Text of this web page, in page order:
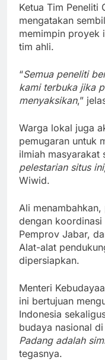
Ketua Tim Peneliti
mengatakan
memimpin proyek
tim ahli.
“Semua peneliti
kami terbuka jika
menyaksikan,”
Warga lokal juga
pemugaran untuk
ilmiah masyarakat
pelestarian situs
Wiwid.
Ali
dengan koordinasi
Pemprov Jabar,
Alat-alat
dipersiapkan.
Menteri
ini bertujuan
Indonesia
budaya nasional
Padang adalah
tegasnya.